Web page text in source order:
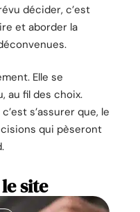
décider, c’est
et aborder la
Elle se
au fil des choix.
s’assurer que, le
qui pèseront
site